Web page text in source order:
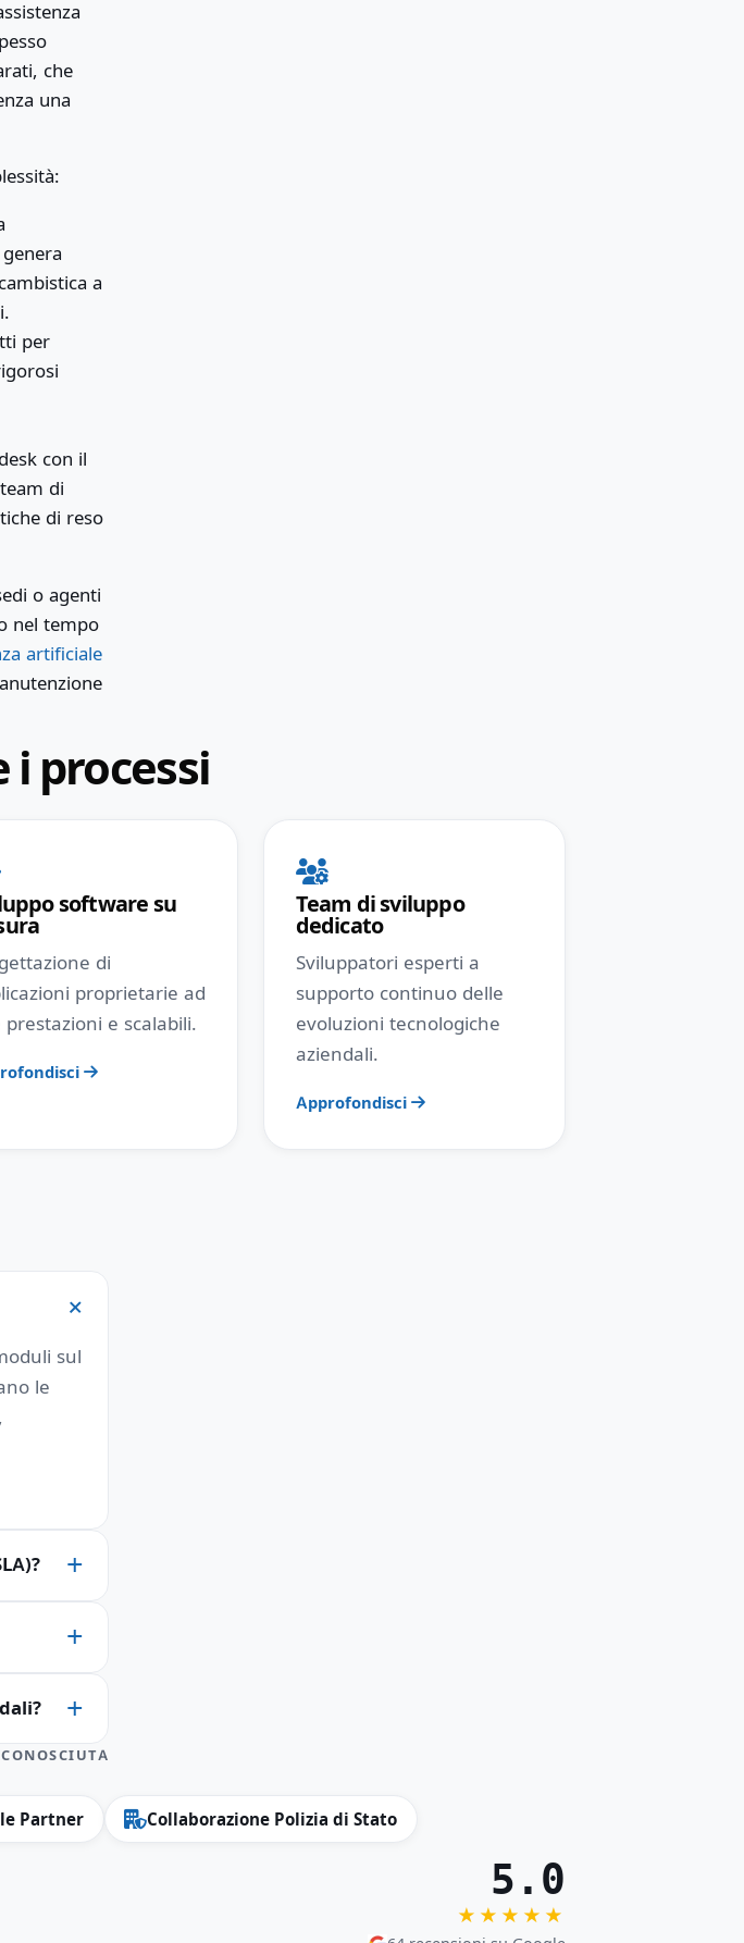
che
una
a
per
con il
di
di reso
o agenti
nel tempo
artificiale
i processi
software su
di
proprietarie ad
prestazioni e scalabili.
Team di sviluppo
dedicato
Sviluppatori esperti a
supporto continuo delle
evoluzioni tecnologiche
aziendali.
Approfondisci
sul
le
Partner Collaborazione Polizia di Stato
5.0
★★★★★